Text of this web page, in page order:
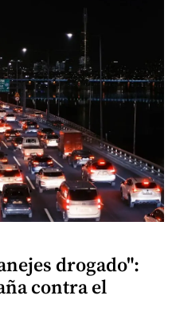
drogado":
contra el